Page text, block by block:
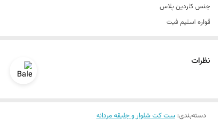
تن خور
جنس کاردین پلاس
قواره اسلیم فیت
یک الی الی دو درجه تفاوت رنگ در نظر گرفته شود
نظرات
دسته‌بندی: ست کت شلوار و جلیقه مردانه